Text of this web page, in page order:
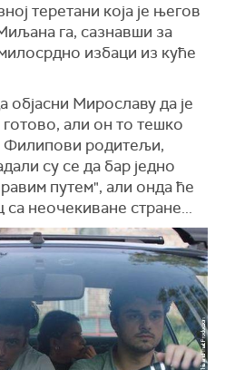
теретани која је његов
га, сазнавши за
избаци из куће
Мирославу да је
али он то тешко
Филипови родитељи,
су се да бар једно
путем", али онда ће
неочекиване стране...